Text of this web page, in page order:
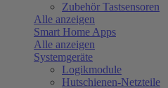
Zubehör Tastsensoren
Alle anzeigen
Smart Home Apps
Alle anzeigen
Systemgeräte
Logikmodule
Hutschienen-Netzteile